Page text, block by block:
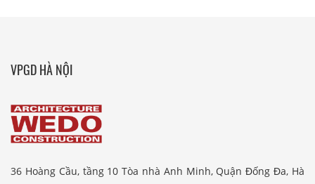
VPGD HÀ NỘI
36 Hoàng Cầu, tầng 10 Tòa nhà Anh Minh, Quận Đống Đa, Hà